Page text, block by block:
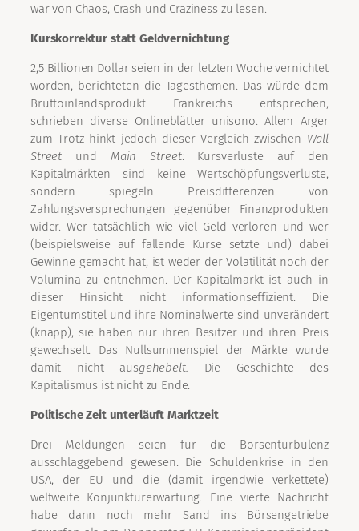
war von Chaos, Crash und Craziness zu lesen.
Kurskorrektur statt Geldvernichtung
2,5 Billionen Dollar seien in der letzten Woche vernichtet
worden, berichteten die Tagesthemen. Das würde dem
Bruttoinlandsprodukt Frankreichs entsprechen,
schrieben diverse Onlineblätter unisono. Allem Ärger
zum Trotz hinkt jedoch dieser Vergleich zwischen Wall
Street und Main Street: Kursverluste auf den
Kapitalmärkten sind keine Wertschöpfungsverluste,
sondern spiegeln Preisdifferenzen von
Zahlungsversprechungen gegenüber Finanzprodukten
wider. Wer tatsächlich wie viel Geld verloren und wer
(beispielsweise auf fallende Kurse setzte und) dabei
Gewinne gemacht hat, ist weder der Volatilität noch der
Volumina zu entnehmen. Der Kapitalmarkt ist auch in
dieser Hinsicht nicht informationseffizient. Die
Eigentumstitel und ihre Nominalwerte sind unverändert
(knapp), sie haben nur ihren Besitzer und ihren Preis
gewechselt. Das Nullsummenspiel der Märkte wurde
damit nicht ausgehebelt. Die Geschichte des
Kapitalismus ist nicht zu Ende.
Politische Zeit unterläuft Marktzeit
Drei Meldungen seien für die Börsenturbulenz
ausschlaggebend gewesen. Die Schuldenkrise in den
USA, der EU und die (damit irgendwie verkettete)
weltweite Konjunkturerwartung. Eine vierte Nachricht
habe dann noch mehr Sand ins Börsengetriebe